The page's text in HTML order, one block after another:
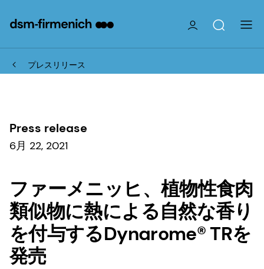
プレスリリース
Press release
6月 22, 2021
ファーメニッヒ、植物性食肉
類似物に熱による自然な香り
を付与するDynarome® TRを
発売